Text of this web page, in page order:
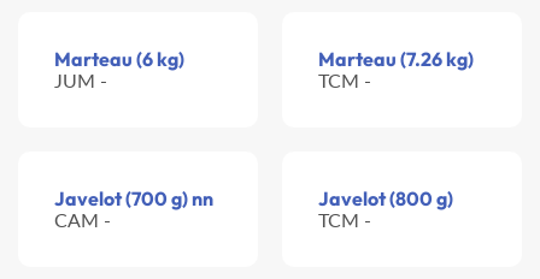
Marteau (6 kg)
JUM -
Marteau (7.26 kg)
TCM -
Javelot (700 g) nn
CAM -
Javelot (800 g)
TCM -